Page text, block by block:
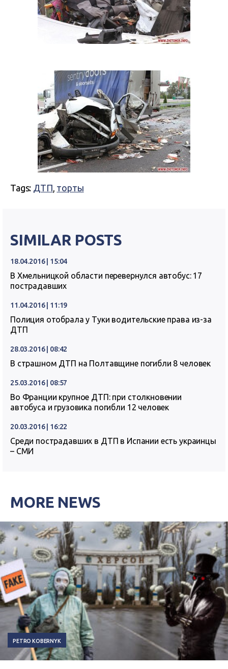
Tags: ДТП, торты
SIMILAR POSTS
18.04.2016 | 15:04
В Хмельницкой области перевернулся автобус: 17
пострадавших
11.04.2016 | 11:19
Полиция отобрала у Туки водительские права из-за
ДТП
28.03.2016 | 08:42
В страшном ДТП на Полтавщине погибли 8 человек
25.03.2016 | 08:57
Во Франции крупное ДТП: при столкновении
автобуса и грузовика погибли 12 человек
20.03.2016 | 16:22
Среди пострадавших в ДТП в Испании есть украинцы
– СМИ
MORE NEWS
PETRO KOBERNYK